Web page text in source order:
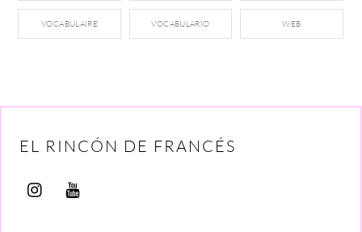
VOCABULAIRE VOCABULARIO WEB
EL RINCÓN DE FRANCÉS